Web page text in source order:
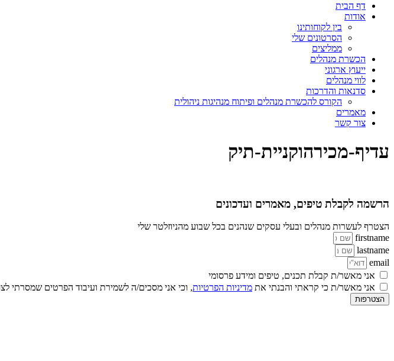
דף הבית
אודות
בין לקוחותינו
הסרטונים שלי
ממליצים
הכשרת מנהלים
ייעוץ ארגוני
לווי מנהלים
סדנאות והדרכות
הקורס להכשרת מנהלים ופיתוח מנהיגות ניהולית
מאמרים
צור קשר
עדיף-מכירהוקניית-תיק
הרשמה לקבלת טיפים, מאמרים ועדכונים
הצטרף לעשרות מנהלים ובעלי עסקים שנהנים בכל שבוע מהניוזלטר שלי
firstname
lastname
email
אני מאשר/ת קבלת תכנים, טיפים ומידע פרסומי
אני מאשר/ת כי קראתי והבנתי את מדיניות הפרטיות, וכי אני מסכים/ה לשמירת ועיבוד הפרטים שמסרתי
הצטרפות